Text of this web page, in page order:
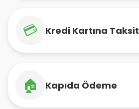
💳 Kredi Kartına Taksit
🏠 Kapıda Ödeme